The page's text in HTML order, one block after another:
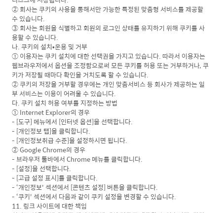
② 회사는 쿠키의 사용을 통해서만 가능한 특정된 맞춤형 서비스를 제공할
수 있습니다.
③ 회사는 회원을 식별하고 회원의 로그인 상태를 유지하기 위해 쿠키를 사
용할 수 있습니다.
나. 쿠키의 설치•운용 및 거부
① 이용자는 쿠키 설치에 대한 선택권을 가지고 있습니다. 따라서 이용자는
웹브라우저에서 옵션을 조정함으로써 모든 쿠키를 허용 또는 거부하거나, 쿠
키가 저장될 때마다 확인을 거치도록 할 수 있습니다.
② 쿠키의 저장을 거부할 경우에는 개인 맞춤서비스 등 회사가 제공하는 일
부 서비스는 이용이 어려울 수 있습니다.
다. 쿠키 설치 허용 여부를 지정하는 방법
① Internet Explorer의 경우
- [도구] 메뉴에서 [인터넷 옵션]을 선택합니다.
- [개인정보 탭]을 클릭합니다.
- [개인정보취급 수준]을 설정하시면 됩니다.
② Google Chrome의 경우
- 브라우저 툴바에서 Chrome 메뉴를 클릭합니다.
- [설정]을 선택합니다.
- [고급 설정 표시]를 클릭합니다.
- ‘개인정보' 섹션에서 [콘텐츠 설정] 버튼을 클릭합니다.
- ‘쿠키' 섹션에서 다음과 같이 쿠키 설정을 변경할 수 있습니다.
11. 링크 사이트에 대한 책임